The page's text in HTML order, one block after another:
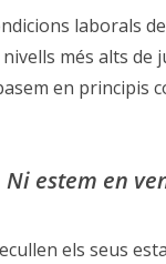
laborals
més alts
en principis
Ni estem en
els seus